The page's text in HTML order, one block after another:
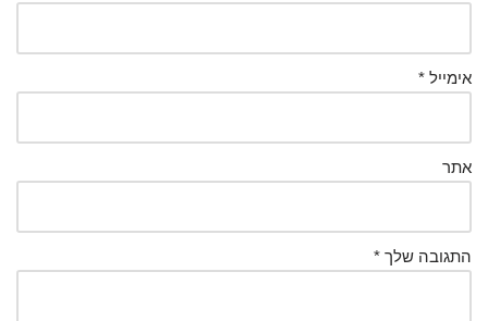
אימייל *
אתר
התגובה שלך *